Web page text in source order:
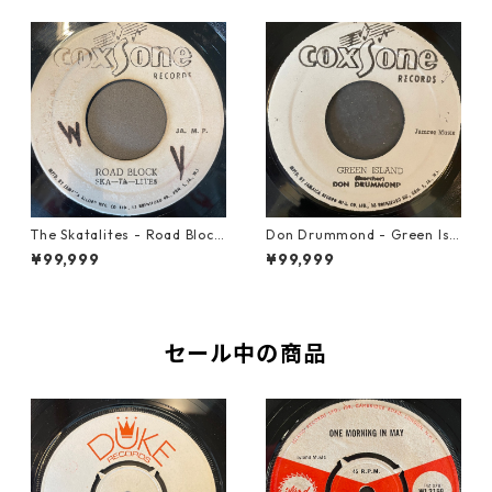
The Skatalites - Road Block
【7-21996】
¥99,999
Don Drummond - Green Isl
and【7-22018】
¥99,999
セール中の商品